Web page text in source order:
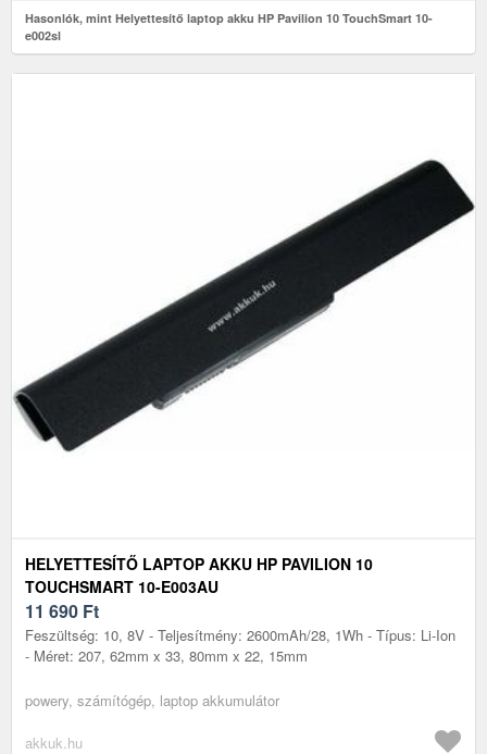
Hasonlók, mint Helyettesítő laptop akku HP Pavilion 10 TouchSmart 10-
e002sl
HELYETTESÍTŐ LAPTOP AKKU HP PAVILION 10
TOUCHSMART 10-E003AU
11 690 Ft
Feszültség: 10, 8V - Teljesítmény: 2600mAh/28, 1Wh - Típus: Li-Ion
- Méret: 207, 62mm x 33, 80mm x 22, 15mm
powery, számítógép, laptop akkumulátor
akkuk.hu